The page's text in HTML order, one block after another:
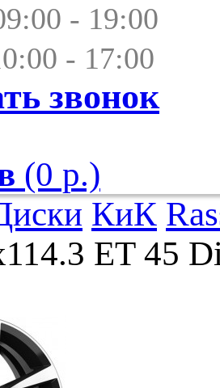
- 19:00
- 17:00
звонок
(0 р.)
КиК
ET 45